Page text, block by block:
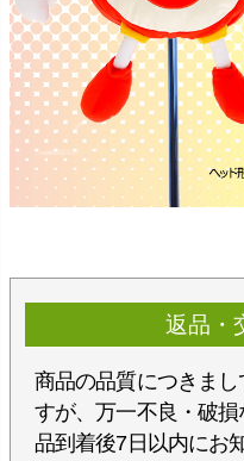
返品・
商品の品質につきま
すが、万一不良・破
品到着後7日以内にお